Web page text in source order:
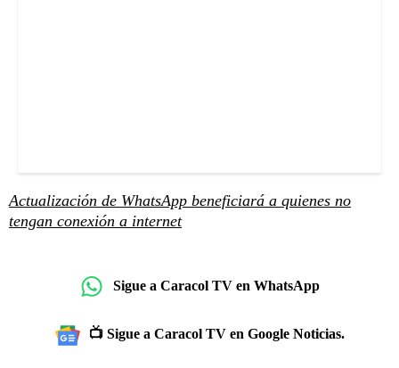
Actualización de WhatsApp beneficiará a quienes no
tengan conexión a internet
Sigue a Caracol TV en WhatsApp
📺 Sigue a Caracol TV en Google Noticias.